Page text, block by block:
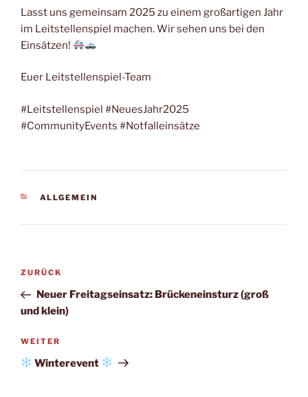
Lasst uns gemeinsam 2025 zu einem großartigen Jahr
im Leitstellenspiel machen. Wir sehen uns bei den
Einsätzen!
Euer Leitstellenspiel-Team
#Leitstellenspiel #NeuesJahr2025
#CommunityEvents #Notfalleinsätze
KATEGORIEN
ALLGEMEIN
Beitragsnavigation
Vorheriger
Beitrag
ZURÜCK
Neuer Freitagseinsatz: Brückeneinsturz (groß
und klein)
Nächster
Beitrag
WEITER
Winterevent